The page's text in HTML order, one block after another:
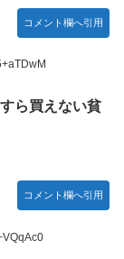
コメント欄へ引用
ら買えない貧
コメント欄へ引用